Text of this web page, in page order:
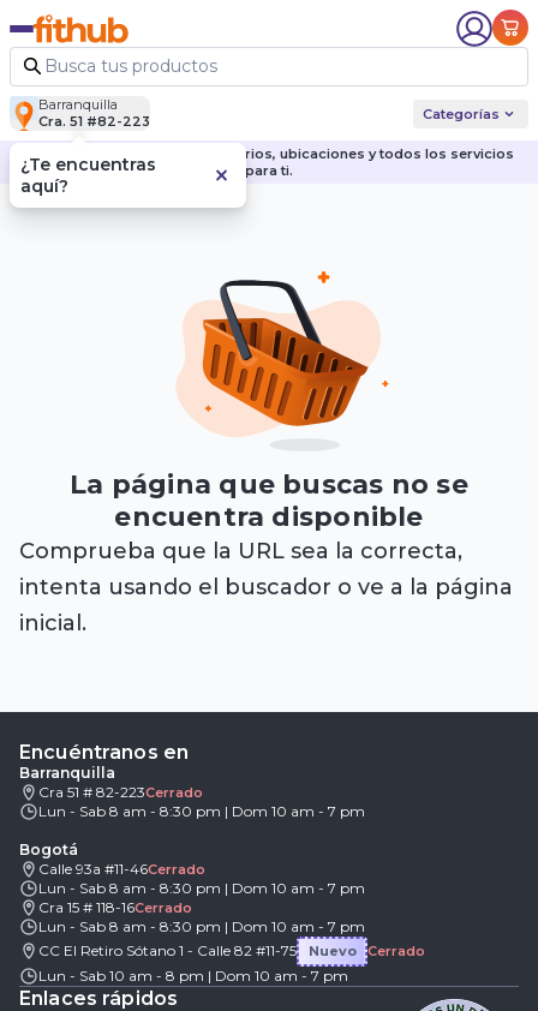
Barranquilla
Cra. 51 #82-223
Categorías
Descubre nuestras sedes, horarios, ubicaciones y todos los servicios
para ti.
La página que buscas no se
encuentra disponible
Comprueba que la URL sea la correcta,
intenta usando el buscador o ve a la página
inicial.
Encuéntranos en
Barranquilla
Cra 51 # 82-223Cerrado
Lun - Sab 8 am - 8:30 pm | Dom 10 am - 7 pm
Bogotá
Calle 93a #11-46Cerrado
Lun - Sab 8 am - 8:30 pm | Dom 10 am - 7 pm
Cra 15 # 118-16Cerrado
Lun - Sab 8 am - 8:30 pm | Dom 10 am - 7 pm
CC El Retiro Sótano 1 - Calle 82 #11-75
Nuevo Cerrado
Lun - Sab 10 am - 8 pm | Dom 10 am - 7 pm
Enlaces rápidos
¿Te encuentras
aquí?